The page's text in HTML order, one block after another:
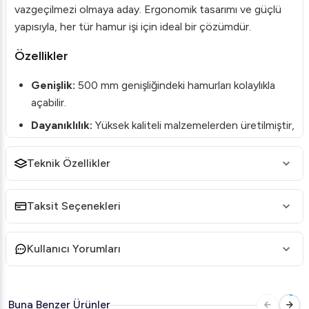
vazgeçilmezi olmaya aday. Ergonomik tasarımı ve güçlü
yapısıyla, her tür hamur işi için ideal bir çözümdür.
Özellikler
Genişlik: 500 mm genişliğindeki hamurları kolaylıkla
açabilir.
Dayanıklılık: Yüksek kaliteli malzemelerden üretilmiştir,
uzun ömürlü kullanım sunar.
Kompakt Tasarım:
yerden tasarruf sağlar.
Kullanım Kolaylığı:
tarafından kolayca kullanılabilir.
Güçlü Motor:Hızlı ve etkili sonuçlar için güçlü
motoruyla dikkat çeker.
Teknik Özellikler
Taksit Seçenekleri
Kullanıcı Yorumları
Buna Benzer Ürünler